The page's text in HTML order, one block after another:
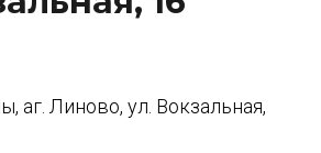
аг. Линово, ул. Вокзальная,